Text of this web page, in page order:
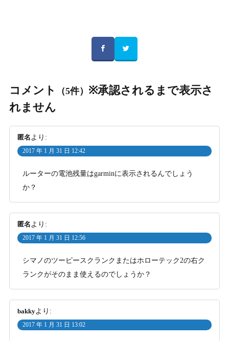
コメント （5件） ※承認されるまで表示さ
れません
匿名 より:
2017 年 1 月 31 日 12:42
ルーターの電池残量はgarminに表示されるんでしょう
か？
匿名 より:
2017 年 1 月 31 日 12:56
シマノのツーピースクランクまたはホローテック2の右ク
ランクがそのまま使えるのでしょうか？
bakkyより:
2017 年 1 月 31 日 13:02